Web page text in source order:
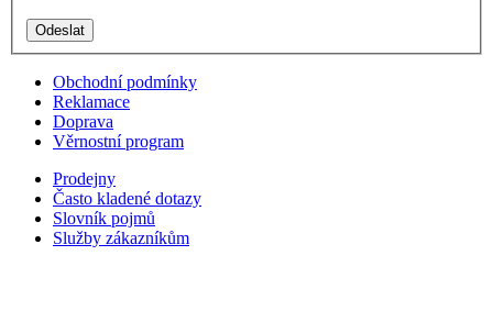
Obchodní podmínky
Reklamace
Doprava
Věrnostní program
Prodejny
Často kladené dotazy
Slovník pojmů
Služby zákazníkům